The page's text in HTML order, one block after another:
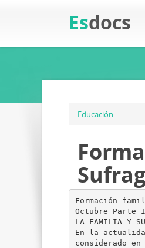
Esdocs
Educación
Formación
Octubre Parte I
LA FAMILIA Y SU
En la
considerado